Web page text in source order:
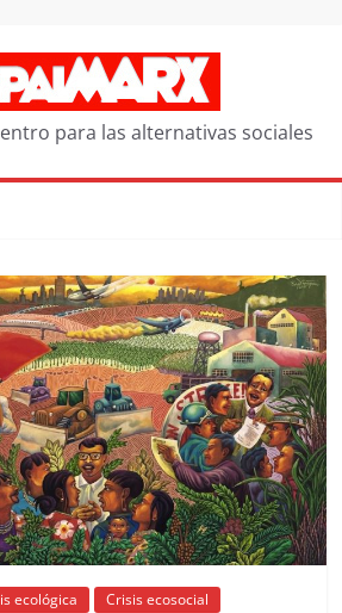
para las alternativas sociales
ecológica Crisis ecosocial